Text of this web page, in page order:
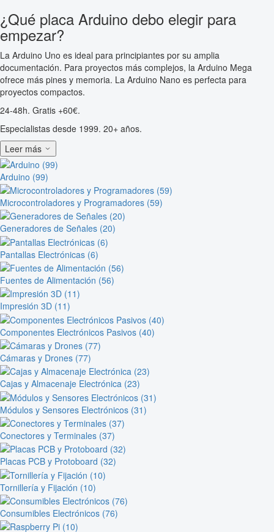
¿Qué placa Arduino debo elegir para
empezar?
La Arduino Uno es ideal para principiantes por su amplia
documentación. Para proyectos más complejos, la Arduino Mega
ofrece más pines y memoria. La Arduino Nano es perfecta para
proyectos compactos.
24-48h. Gratis +60€.
Especialistas desde 1999. 20+ años.
Leer más
Arduino (99)
Microcontroladores y Programadores (59)
Generadores de Señales (20)
Pantallas Electrónicas (6)
Fuentes de Alimentación (56)
Impresión 3D (11)
Componentes Electrónicos Pasivos (40)
Cámaras y Drones (77)
Cajas y Almacenaje Electrónica (23)
Módulos y Sensores Electrónicos (31)
Conectores y Terminales (37)
Placas PCB y Protoboard (32)
Tornillería y Fijación (10)
Consumibles Electrónicos (76)